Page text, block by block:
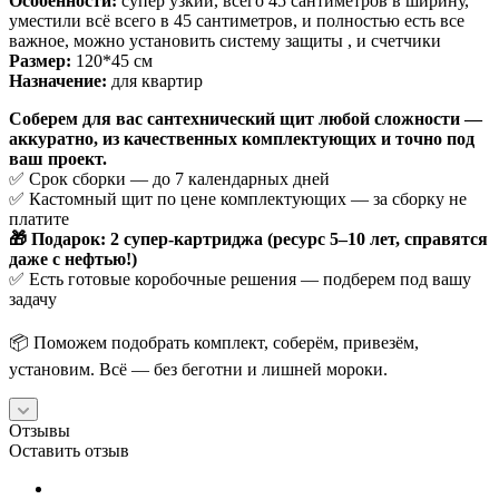
уместили всё всего в 45 сантиметров, и полностью есть все
важное, можно установить систему защиты , и счетчики
Размер: 120*45 см
Назначение: для квартир
Соберем для вас сантехнический щит любой сложности —
аккуратно, из качественных комплектующих и точно под
ваш проект.
✅ Срок сборки — до 7 календарных дней
✅ Кастомный щит по цене комплектующих — за сборку не
платите
🎁 Подарок: 2 супер-картриджа (ресурс 5–10 лет, справятся
даже с нефтью!)
✅ Есть готовые коробочные решения — подберем под вашу
задачу
📦 Поможем подобрать комплект, соберём, привезём,
установим. Всё — без беготни и лишней мороки.
Отзывы
Оставить отзыв